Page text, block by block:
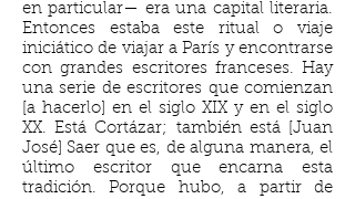
en particular— era una capital literaria.
Entonces estaba este ritual o viaje
iniciático de viajar a París y encontrarse
con grandes escritores franceses. Hay
una serie de escritores que comienzan
[a hacerlo] en el siglo XIX y en el siglo
XX. Está Cortázar; también está [Juan
José] Saer que es, de alguna manera, el
último escritor que encarna esta
tradición. Porque hubo, a partir de